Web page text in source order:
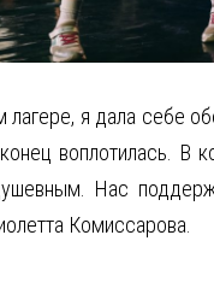
лагере, я дала себе
воплотилась.
Нас
Комиссарова.